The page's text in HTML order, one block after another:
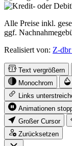
Alle Preise inkl.
ggf.
Realisiert von: Z-
Text vergrößern
Monochrom
Links
Animationen
Großer Cursor
Zurücksetzen